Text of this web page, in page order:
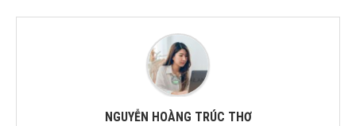
NGUYỄN HOÀNG TRÚC THƠ